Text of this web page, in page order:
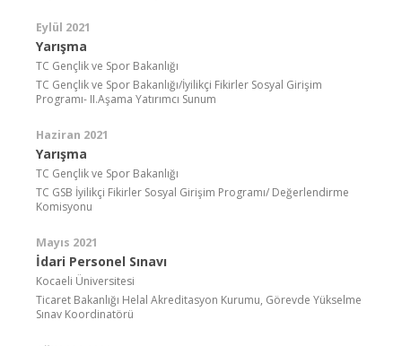
Eylül 2021
Yarışma
TC Gençlik ve Spor Bakanlığı
TC Gençlik ve Spor Bakanlığı/İyilikçi Fikirler Sosyal Girişim
Programı- II.Aşama Yatırımcı Sunum
Haziran 2021
Yarışma
TC Gençlik ve Spor Bakanlığı
TC GSB İyilikçi Fikirler Sosyal Girişim Programı/ Değerlendirme
Komisyonu
Mayıs 2021
İdari Personel Sınavı
Kocaeli Üniversitesi
Ticaret Bakanlığı Helal Akreditasyon Kurumu, Görevde Yükselme
Sınav Koordinatörü